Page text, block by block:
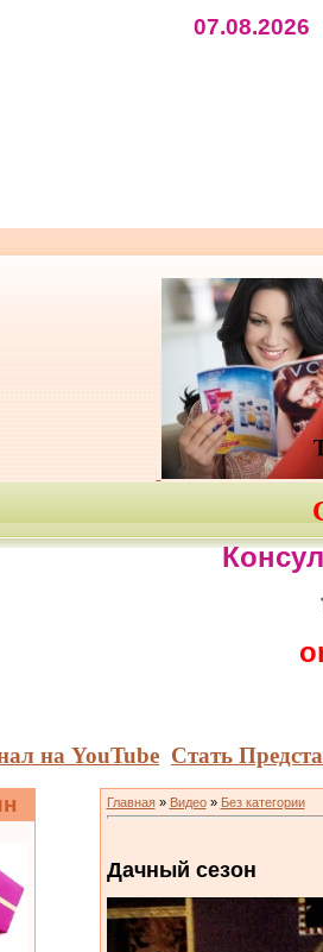
07.08.2026
на YouTube Стать
Главная» Видео» Без категории
Дачный сезон